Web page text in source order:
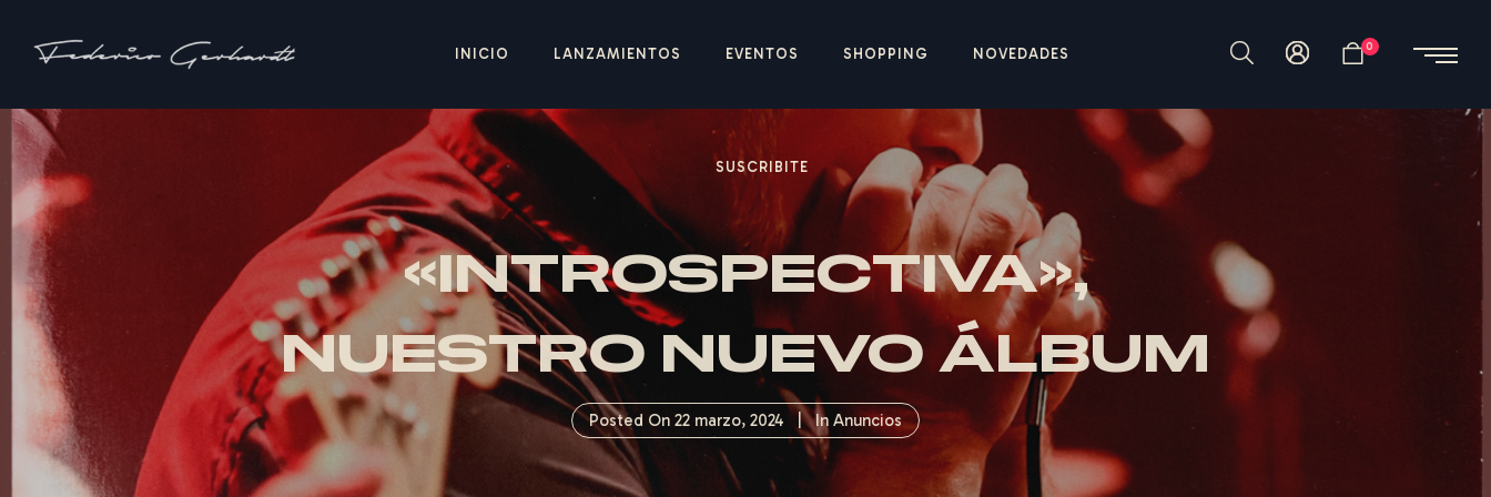
INICIO LANZAMIENTOS EVENTOS SHOPPING NOVEDADES
SUSCRIBITE
0
«INTROSPECTIVA»,
NUESTRO NUEVO ÁLBUM
Posted On 22 marzo, 2024 In Anuncios